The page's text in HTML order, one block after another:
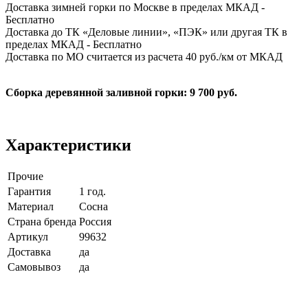
Доставка зимней горки по Москве в пределах МКАД -
Бесплатно
Доставка до ТК «Деловые линии», «ПЭК» или другая ТК в
пределах МКАД - Бесплатно
Доставка по МО считается из расчета 40 руб./км от МКАД
Сборка деревянной заливной горки: 9 700 руб.
Характеристики
Прочие
Гарантия
1 год.
Материал
Сосна
Страна бренда Россия
Артикул
99632
Доставка
да
Самовывоз
да